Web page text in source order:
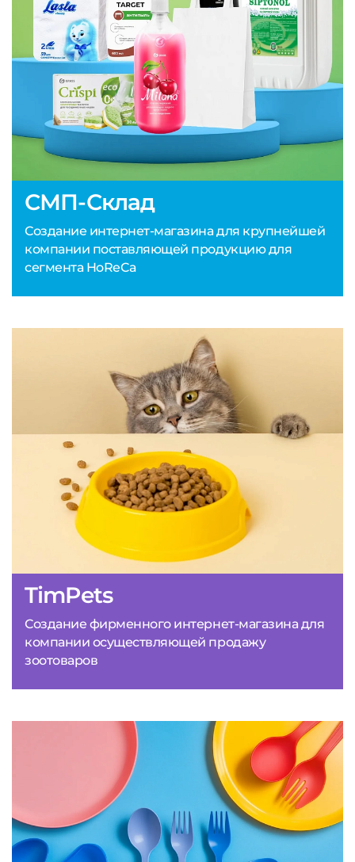
СМП-Склад
Создание интернет-магазина для крупнейшей
компании поставляющей продукцию для
сегмента HoReCa
TimPets
Создание фирменного интернет-магазина для
компании осуществляющей продажу
зоотоваров